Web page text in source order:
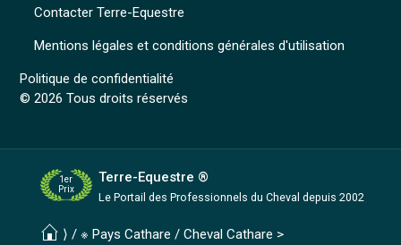
Mentions légales et conditions générales d'utilisation
Politique de confidentialité
© 2026 Tous droits réservés
Contacter Terre-Equestre
1er
Prix
Terre-Equestre ®
Le Portail des Professionnels du Cheval depuis 2002
⟩ / ※ Pays Cathare / Cheval Cathare >